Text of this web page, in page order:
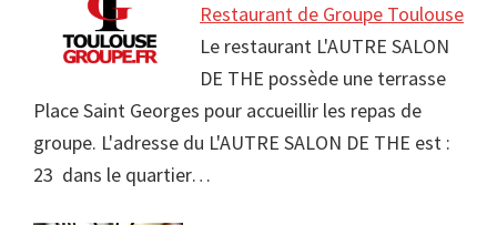
Restaurant de Groupe Toulouse
Le restaurant L'AUTRE SALON
DE THE possède une terrasse
Place Saint Georges pour accueillir les repas de
groupe. L'adresse du L'AUTRE SALON DE THE est :
23 dans le quartier…